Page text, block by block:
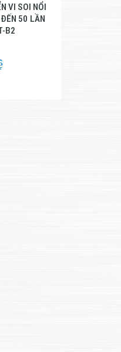
VI SOI NỔI
50 LẦN
B2